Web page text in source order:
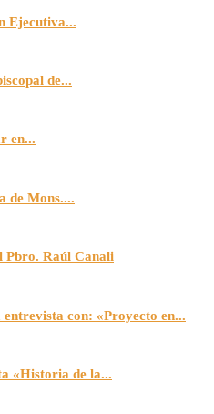
Ejecutiva...
de...
en...
de Mons....
Pbro. Raúl Canali
con: «Proyecto en...
«Historia de la...